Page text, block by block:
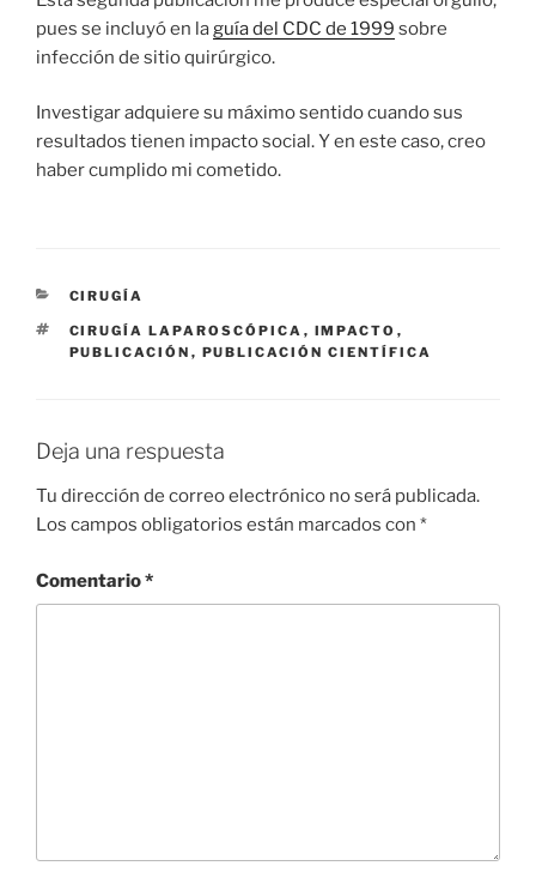
pues se incluyó en laguía del CDC de 1999 sobre
infección de sitio quirúrgico.
Investigar adquiere su máximo sentido cuando sus
resultados tienen impacto social. Y en este caso, creo
haber cumplido mi cometido.
CATEGORÍAS
CIRUGÍA
ETIQUETAS
CIRUGÍA LAPAROSCÓPICA , IMPACTO ,
PUBLICACIÓN , PUBLICACIÓN CIENTÍFICA
Deja una respuesta
Tu dirección de correo electrónico no será publicada.
Los campos obligatorios están marcados con *
Comentario*